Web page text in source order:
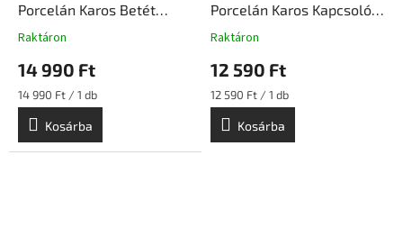
Porcelán Karos Betét
Süllyesztett Szerelvény |
Raktáron
14 990 Ft
Egységár:
14 990 Ft / 1 db
Kosárba
Porcelán Karos Kapcsoló
Betét Süllyesztett
Raktáron
12 590 Ft
Egységár:
12 590 Ft / 1 db
Kosárba